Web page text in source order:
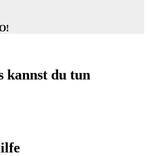
kannst du tun